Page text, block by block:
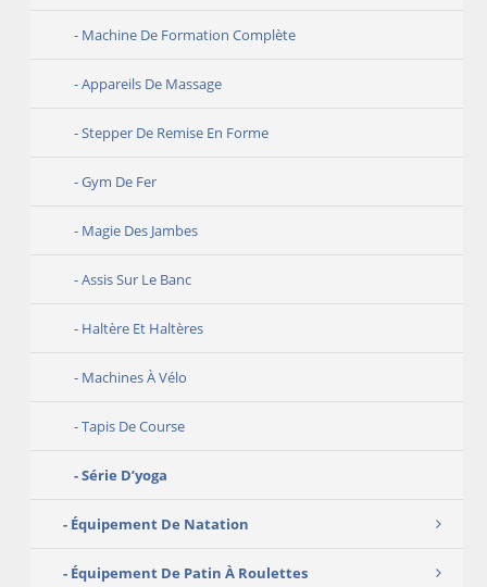
Machine De Formation Complète
Appareils De Massage
Stepper De Remise En Forme
Gym De Fer
Magie Des Jambes
Assis Sur Le Banc
Haltère Et Haltères
Machines À Vélo
Tapis De Course
Série D’yoga
Équipement De Natation
Équipement De Patin À Roulettes